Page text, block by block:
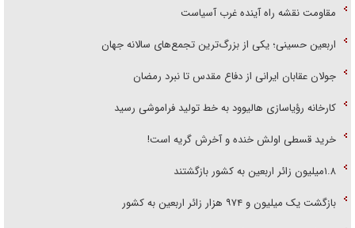
مقاومت نقشه راه آینده غرب آسیاست
اربعین حسینی؛ یکی از بزرگ‌ترین تجمع‌های سالانه جهان
جولان عقابان ایرانی از دفاع مقدس تا نبرد رمضان
کارخانه رؤیاسازی هالیوود به خط تولید فراموشی رسید
خرید قسطی اولش خنده و آخرش گریه است!
۱.۸میلیون زائر اربعین به کشور بازگشتند
بازگشت یک میلیون و ۹۷۴ هزار زائر اربعین به کشور